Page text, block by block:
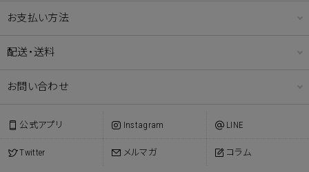
お支払い方法
配送・送料
お問い合わせ
公式アプリ Instagram LINE
Twitter メルマガ コラム